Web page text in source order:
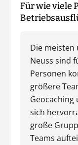
Für wie viele
Die meisten
Neuss sind
Personen
größere
Geocaching
sich
große
Teams